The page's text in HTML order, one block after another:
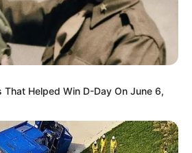
17:00 Uhr
21:30 Uhr
www.oskarshausen.de/som
That Helped Win D-Day On June 6,